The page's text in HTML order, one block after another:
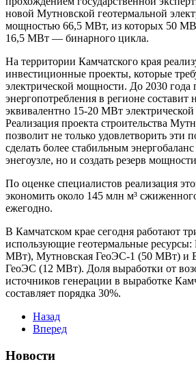
новой Мутновской геотермальной
мощностью 66,5 МВт, из которых 50
16,5 МВт — бинарного цикла.
На территории Камчатского края
инвестиционные проекты, которые
электрической мощности. До 2030 года
энергопотребления в регионе составит
эквивалентно 15-20 МВт
Реализация проекта строительства
позволит не только удовлетворить эти
сделать более стабильным
энегоузле, но и создать резерв
По оценке специалистов реализация
экономить около 145 млн м³
ежегодно.
В Камчатском крае сегодня работают
использующие геотермальные
МВт), Мутновская ГеоЭС-1 (50 МВт) и
ГеоЭС (12 МВт). Доля выработки от
источников генерации в выработке
составляет порядка 30%.
Назад
Вперед
Новости